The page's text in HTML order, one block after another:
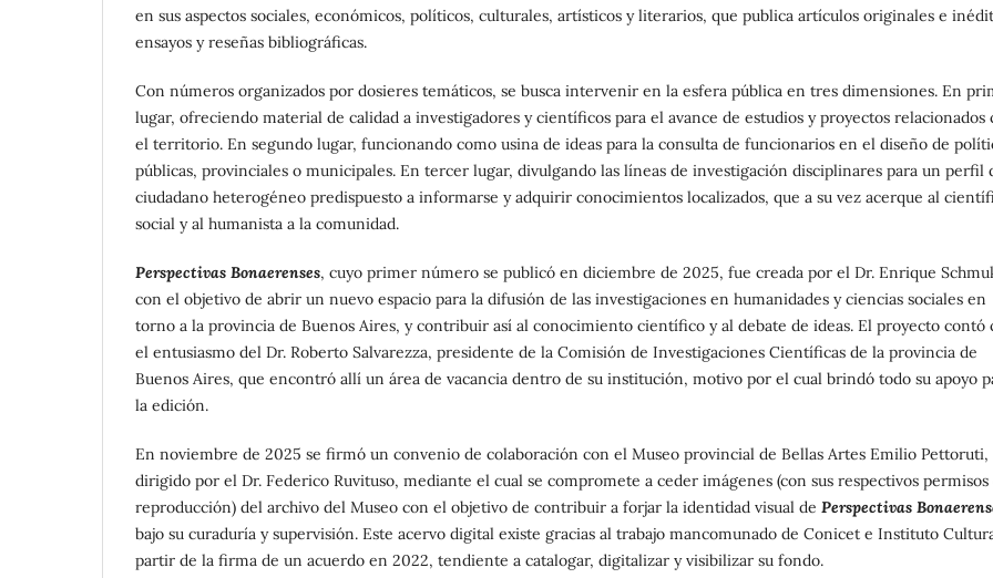
en sus aspectos sociales, económicos, políticos, culturales, artísticos y literarios, que publica artículos originales e
ensayos y reseñas bibliográficas.
Con números organizados por dosieres temáticos, se busca intervenir en la esfera pública en tres dimensiones. En
lugar, ofreciendo material de calidad a investigadores y científicos para el avance de estudios y proyectos relacionados
el territorio. En segundo lugar, funcionando como usina de ideas para la consulta de funcionarios en el diseño de
públicas, provinciales o municipales. En tercer lugar, divulgando las líneas de investigación disciplinares para un perfil
ciudadano heterogéneo predispuesto a informarse y adquirir conocimientos localizados, que a su vez acerque al
social y al humanista a la comunidad.
Perspectivas Bonaerenses, cuyo primer número se publicó en diciembre de 2025, fue creada por el Dr. Enrique
con el objetivo de abrir un nuevo espacio para la difusión de las investigaciones en humanidades y ciencias sociales en
torno a la provincia de Buenos Aires, y contribuir así al conocimiento científico y al debate de ideas. El proyecto contó
el entusiasmo del Dr. Roberto Salvarezza, presidente de la Comisión de Investigaciones Científicas de la provincia de
Buenos Aires, que encontró allí un área de vacancia dentro de su institución, motivo por el cual brindó todo su apoyo
la edición.
En noviembre de 2025 se firmó un convenio de colaboración con el Museo provincial de Bellas Artes Emilio Pettoruti,
dirigido por el Dr. Federico Ruvituso, mediante el cual se compromete a ceder imágenes (con sus respectivos permisos
reproducción) del archivo del Museo con el objetivo de contribuir a forjar la identidad visual de Perspectivas
bajo su curaduría y supervisión. Este acervo digital existe gracias al trabajo mancomunado de Conicet e Instituto
partir de la firma de un acuerdo en 2022, tendiente a catalogar, digitalizar y visibilizar su fondo.